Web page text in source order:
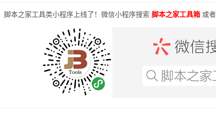
脚本之家工具类小程序上线了！微信小程序搜索 脚本之家工具箱或者